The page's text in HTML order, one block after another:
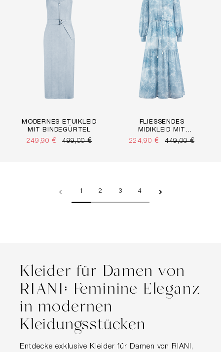
MODERNES ETUIKLEID
MIT BINDEGÜRTEL
249,90 € 499,00 €
FLIESSENDES M
IDIKLEID MIT A
LLOVER PRINT
224,90 € 449,00 €
Seite
1 Seite
2 Seite
3 Seite
4
Kleider für Damen von
RIANI: Feminine Eleganz
in modernen
Kleidungsstücken
Entdecke exklusive Kleider für Damen von RIANI,